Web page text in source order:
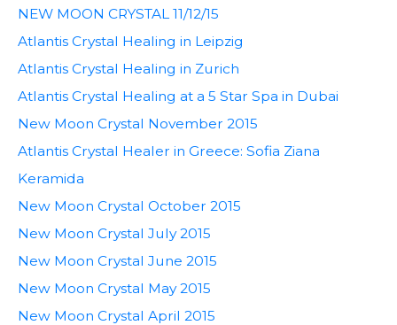
NEW MOON CRYSTAL 11/12/15
Atlantis Crystal Healing in Leipzig
Atlantis Crystal Healing in Zurich
Atlantis Crystal Healing at a 5 Star Spa in Dubai
New Moon Crystal November 2015
Atlantis Crystal Healer in Greece: Sofia Ziana
Keramida
New Moon Crystal October 2015
New Moon Crystal July 2015
New Moon Crystal June 2015
New Moon Crystal May 2015
New Moon Crystal April 2015